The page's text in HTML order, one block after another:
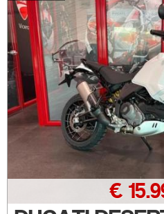
€